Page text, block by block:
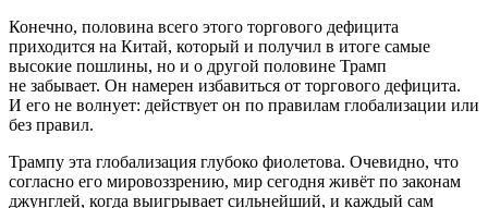
Конечно, половина всего этого торгового дефицита
приходится на Китай, который и получил в итоге самые
высокие пошлины, но и о другой половине Трамп
не забывает. Он намерен избавиться от торгового дефицита.
И его не волнует: действует он по правилам глобализации или
без правил.
Трампу эта глобализация глубоко фиолетова. Очевидно, что
согласно его мировоззрению, мир сегодня живёт по законам
джунглей, когда выигрывает сильнейший, и каждый сам